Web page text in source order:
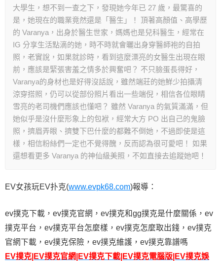
大學生，想不到一查之下，發現她今年已 27 歲，最驚喜的
是，她現在的職業竟然還是「醫生」！ 頂著高顏值、高學歷
的 Varanya，出身於醫生世家，媽媽也是兒科醫生，經常在
IG 分享生活點滴的她，時不時就會曬出身穿醫師袍的自拍
照，老實說，如果就診時，看到這麼漂亮的女醫生出現在眼
前，應該是緊張害羞之情多於興奮吧？ 不只臉蛋長得好，
Varanya的身材也是好得沒話說，雖然端莊的她鮮少拍攝清
涼穿搭照，仍可以從部份照片看出一些端倪，相信各位眼睛
雪亮的老司機們應該也懂吧？ 雖然 Varanya 的氣質滿滿，但
她似乎是沒什麼形象上的包袱，經常大方 PO 出自己的鬼臉
照，擠眉弄眼、擠雙下巴什麼的都難不倒她，不過即使是這
樣，相信粉絲們一定也不覺得醜，反而認為很可愛吧！ 如果
還想看更多 Varanya 的神仙級美照，不如直接去追蹤她吧！
EV女孩玩EV扑克(www.evpk68.com)報導：
ev撲克下載，ev撲克官網，ev撲克和gg撲克是什麼關係，ev
撲克平台，ev撲克平台怎麼樣，ev撲克怎麼取出錢，ev撲克
官網下載，ev撲克保險，ev撲克維護，ev撲克靠譜嗎
EV撲克|EV撲克官網|EV撲克下載|EV撲克電腦版|EV撲克娛